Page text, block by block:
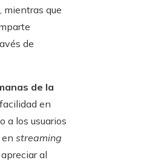
mientras que
de
de la
en
a los usuarios
streaming
al